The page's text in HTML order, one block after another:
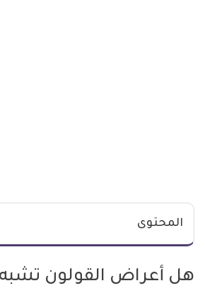
المحتوى
هل أعراض القولون